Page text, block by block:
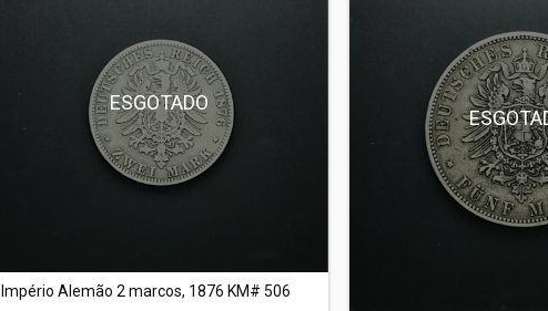
ESGOTADO
Império Alemão 2 marcos, 1876 KM# 506